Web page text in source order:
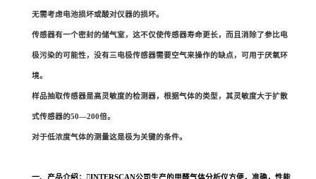
无需考虑电池损坏或酸对仪器的损坏。
传感器有一个密封的储气室，这不仅使传感器寿命更长，而且消除了参比电
极污染的可能性，没有三电极传感器需要空气来操作的缺点，可用于厌氧环
境。
样品抽取传感器是高灵敏度的检测器，根据气体的类型，其灵敏度大于扩散
式传感器的50—200倍。
对于低浓度气体的测量这是极为关键的条件。
一、产品介绍：INTERSCAN公司生产的甲醛气体分析仪方便，准确，性能